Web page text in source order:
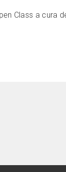
Class a cura